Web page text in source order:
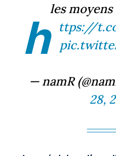
les
h
ttps://
— namR
28,